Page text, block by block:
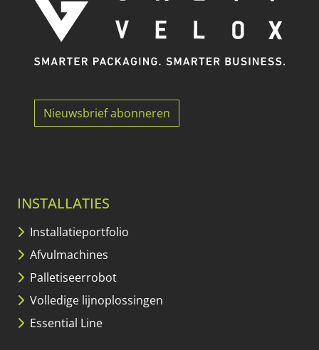
Nieuwsbrief abonneren
INSTALLATIES
Installatieportfolio
Afvulmachines
Palletiseerrobot
Volledige lijnoplossingen
Essential Line